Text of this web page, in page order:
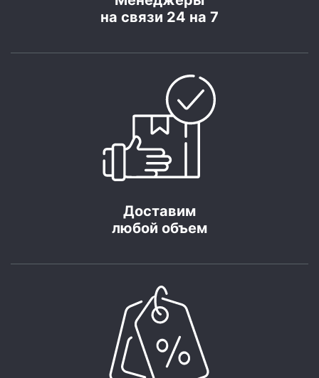
на связи 24 на 7
Доставим
любой объем